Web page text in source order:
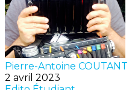
Pierre-Antoine COUTANT
2 avril 2023